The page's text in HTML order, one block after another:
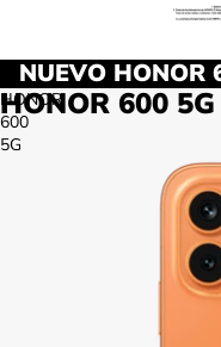
NUEVO HONOR
HONOR
600
5G
HONOR 600 5G